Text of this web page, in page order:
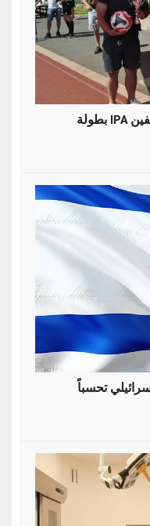
بطولة IPA تجمع 19,440 يورو لأطفال الموظفين
تحسباً